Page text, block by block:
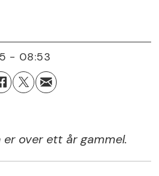
- 08:53
er over ett år gammel.